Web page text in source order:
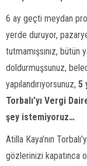
6 ay geçti meydan
yerde duruyor,
tutmamışsınız, bütün
doldurmuşsunuz,
yapılandırıyorsunuz, 5
Torbalı’yı Vergi
şey istemiyoruz…
Atilla Kaya’nın
gözlerinizi kapatınca